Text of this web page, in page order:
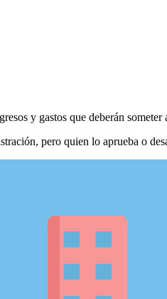
y gastos que deberán
pero quien lo aprueba o